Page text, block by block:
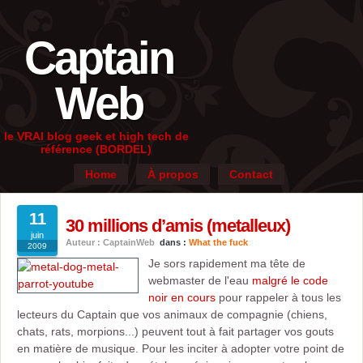
Captain
Web
le VRAI blog geek et high tech de
référence (BORDEL)
Home
À propos Contact
11
juin
2009
30 millions d’amis (metalleux)
Auteur : CaptainWeb dans : What the fuck
Je sors rapidement ma tête de
webmaster de l'eau malgré le code
noir en cours pour rappeler à tous les
lecteurs du Captain que vos animaux de compagnie (chiens,
chats, rats, morpions...) peuvent tout à fait partager vos gouts
en matière de musique. Pour les inciter à adopter votre point de